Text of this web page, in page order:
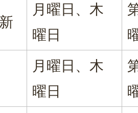
月曜日、木
曜日
月曜日、木
曜日